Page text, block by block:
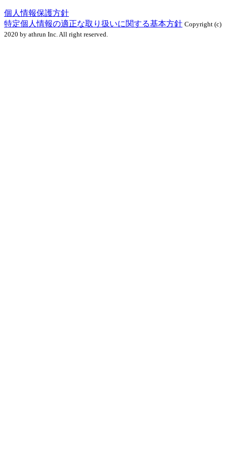
個人情報保護方針
特定個人情報の適正な取り扱いに関する基本方針 Copyright (c)
2020 by athrun Inc. All right reserved.